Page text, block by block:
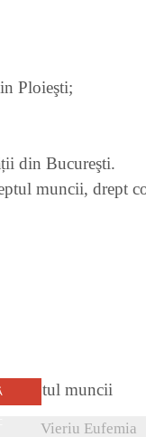
Ploieşti;
din Bucureşti.
muncii, drept
Vieriu Eufemia
VEZI DETALII